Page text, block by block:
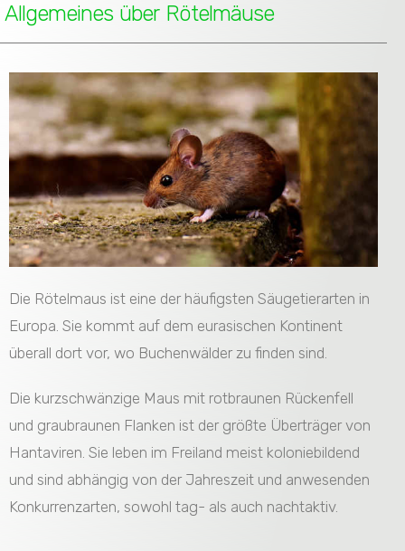
Allgemeines über Rötelmäuse
Die Rötelmaus ist eine der häufigsten Säugetierarten in
Europa. Sie kommt auf dem eurasischen Kontinent
überall dort vor, wo Buchenwälder zu finden sind.
Die kurzschwänzige Maus mit rotbraunen Rückenfell
und graubraunen Flanken ist der größte Überträger von
Hantaviren. Sie leben im Freiland meist koloniebildend
und sind abhängig von der Jahreszeit und anwesenden
Konkurrenzarten, sowohl tag- als auch nachtaktiv.